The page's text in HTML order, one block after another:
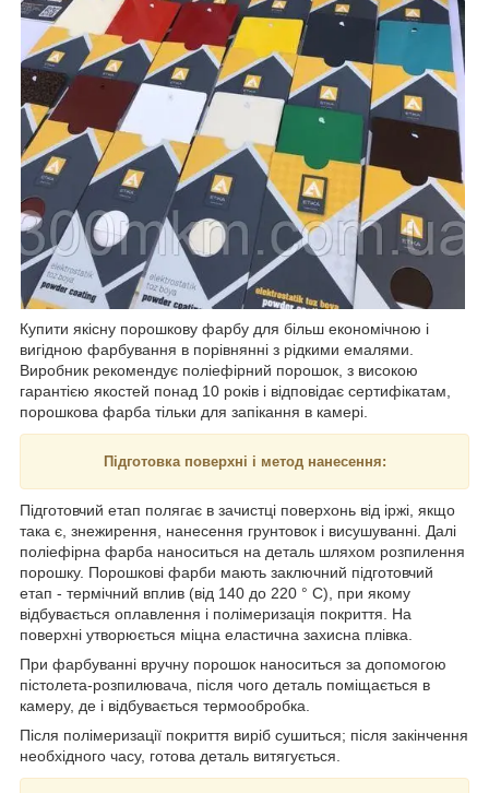
Купити якісну порошкову фарбу для більш економічною і
вигідною фарбування в порівнянні з рідкими емалями.
Виробник рекомендує поліефірний порошок, з високою
гарантією якостей понад 10 років і відповідає сертифікатам,
порошкова фарба тільки для запікання в камері.
Підготовка поверхні і метод нанесення:
Підготовчий етап полягає в зачистці поверхонь від іржі, якщо
така є, знежирення, нанесення грунтовок і висушуванні. Далі
поліефірна фарба наноситься на деталь шляхом розпилення
порошку. Порошкові фарби мають заключний підготовчий
етап - термічний вплив (від 140 до 220 ° С), при якому
відбувається оплавлення і полімеризація покриття. На
поверхні утворюється міцна еластична захисна плівка.
При фарбуванні вручну порошок наноситься за допомогою
пістолета-розпилювача, після чого деталь поміщається в
камеру, де і відбувається термообробка.
Після полімеризації покриття виріб сушиться; після закінчення
необхідного часу, готова деталь витягується.